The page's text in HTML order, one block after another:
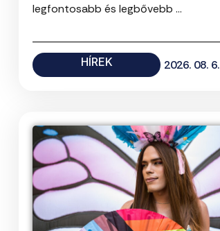
legfontosabb és legbővebb ...
HÍREK 2026. 08. 6.